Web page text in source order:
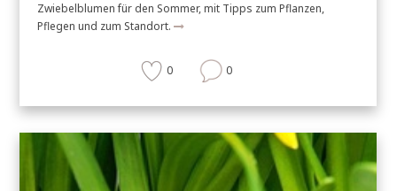
Zwiebelblumen für den Sommer, mit Tipps zum Pflanzen,
Pflegen und zum Standort.
0 0